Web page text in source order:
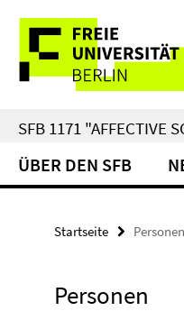
direkt
Inhalt
Service-
Navigation
SFB 1171 "AFFECTIVE
ÜBER DEN SFB
Startseite Personen
Personen